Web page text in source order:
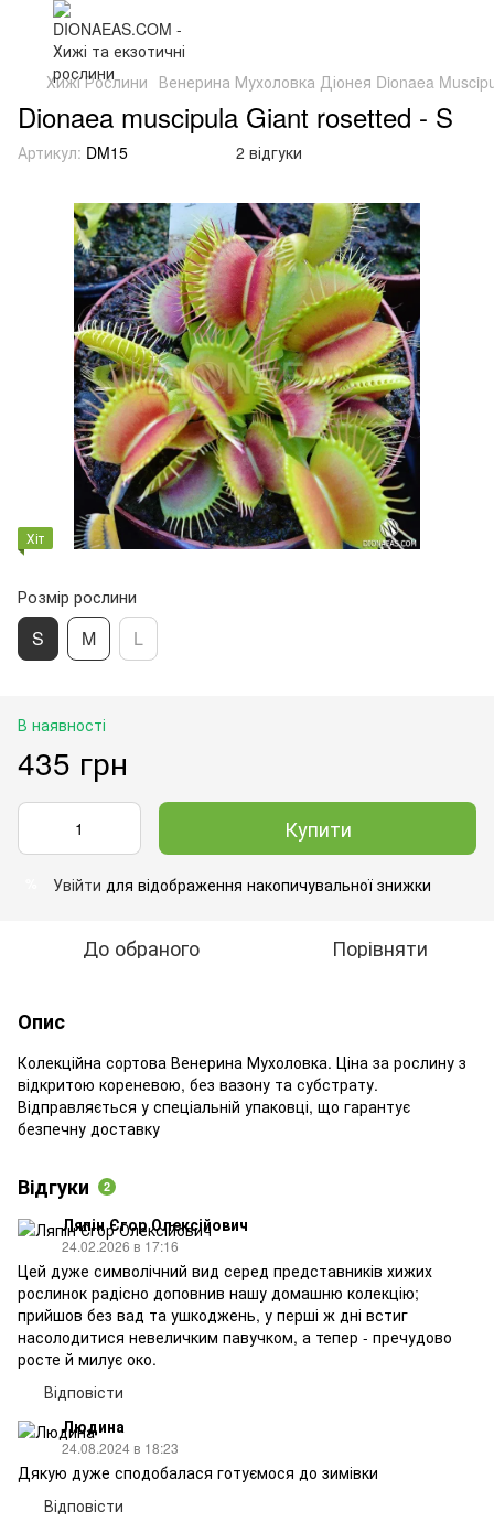
Хижі Рослини Венерина Мухоловка Діонея Dionaea
Dionaea muscipula Giant rosetted - S
Артикул: DM15 2 відгуки
Хіт
Розмір рослини
S M L
В наявності
435 грн
Купити
Увійти для відображення накопичувальної знижки
До обраного Порівняти
Опис
Колекційна сортова Венерина Мухоловка. Ціна за рослину з
відкритою кореневою, без вазону та субстрату.
Відправляється у спеціальній упаковці, що гарантує
безпечну доставку
Відгуки 2
Ляпін Єгор Олексійович
24.02.2026 в 17:16
Цей дуже символічний вид серед представників хижих
рослинок радісно доповнив нашу домашню колекцію;
прийшов без вад та ушкоджень, у перші ж дні встиг
насолодитися невеличким павучком, а тепер - пречудово
росте й милує око.
Відповісти
Людина
24.08.2024 в 18:23
Дякую дуже сподобалася готуємося до зимівки
Відповісти